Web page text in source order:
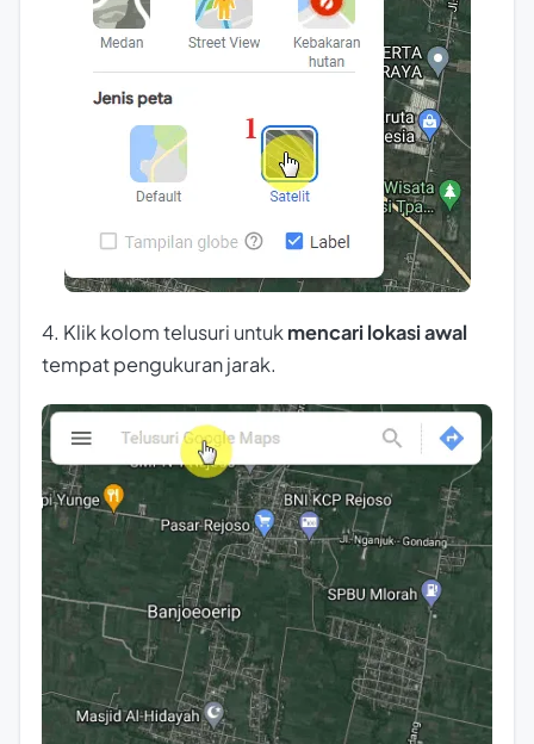
4. Klik kolom telusuri untuk mencari lokasi awal
tempat pengukuran jarak.